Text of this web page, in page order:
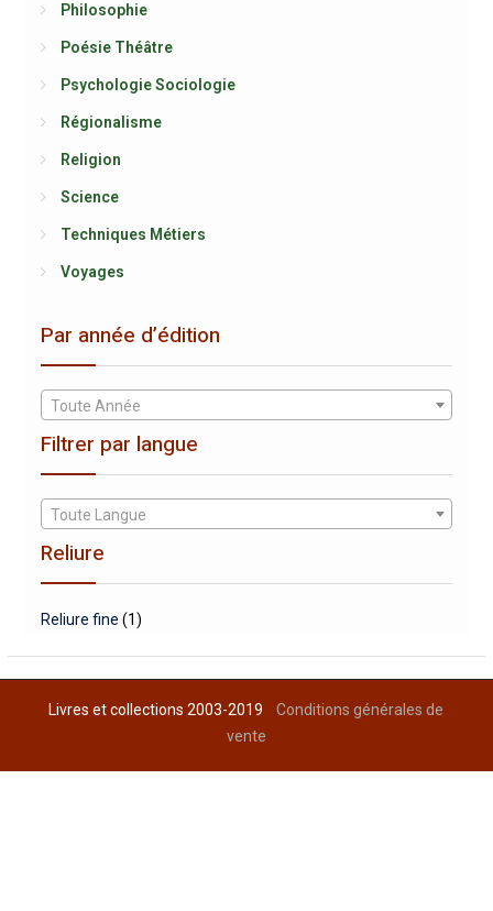
Philosophie
Poésie Théâtre
Psychologie Sociologie
Régionalisme
Religion
Science
Techniques Métiers
Voyages
Par année d’édition
Toute Année
Filtrer par langue
Toute Langue
Reliure
Reliure fine (1)
Livres et collections 2003-2019Conditions générales de
vente